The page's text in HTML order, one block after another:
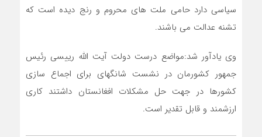
سیاسی دارد حامی ملت های محروم و رنج دیده است که
تشنه عدالت می باشند.
وی یادآور شد:مواضع درست دولت آیت الله رییسی رئیس
جمهور کشورمان در نشست شانگهای برای اجماع سازی
کشورها در جهت حل مشکلات افغانستان داشتند کاری
ارزشمند و قابل تقدیر است.